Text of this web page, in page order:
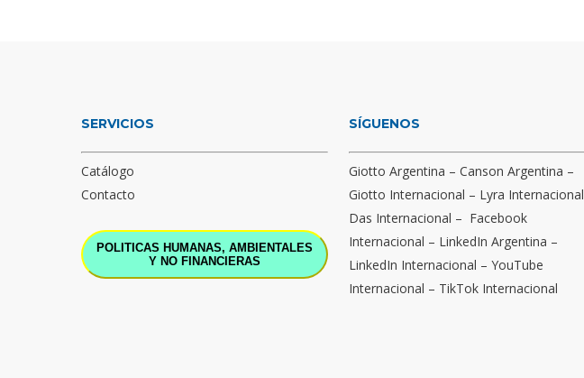
SERVICIOS
Catálogo
Contacto
POLITICAS HUMANAS, AMBIENTALES
Y NO FINANCIERAS
SÍGUENOS
Giotto Argentina – Canson Argentina –
Giotto Internacional – Lyra Internacional
Das Internacional – Facebook
Internacional – LinkedIn Argentina –
LinkedIn Internacional – YouTube
Internacional – TikTok Internacional